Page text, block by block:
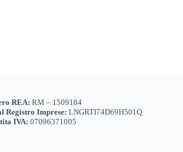
REA:RM – 1509184
Registro Imprese:LNGRTI74D69H501Q
IVA: 07096371005